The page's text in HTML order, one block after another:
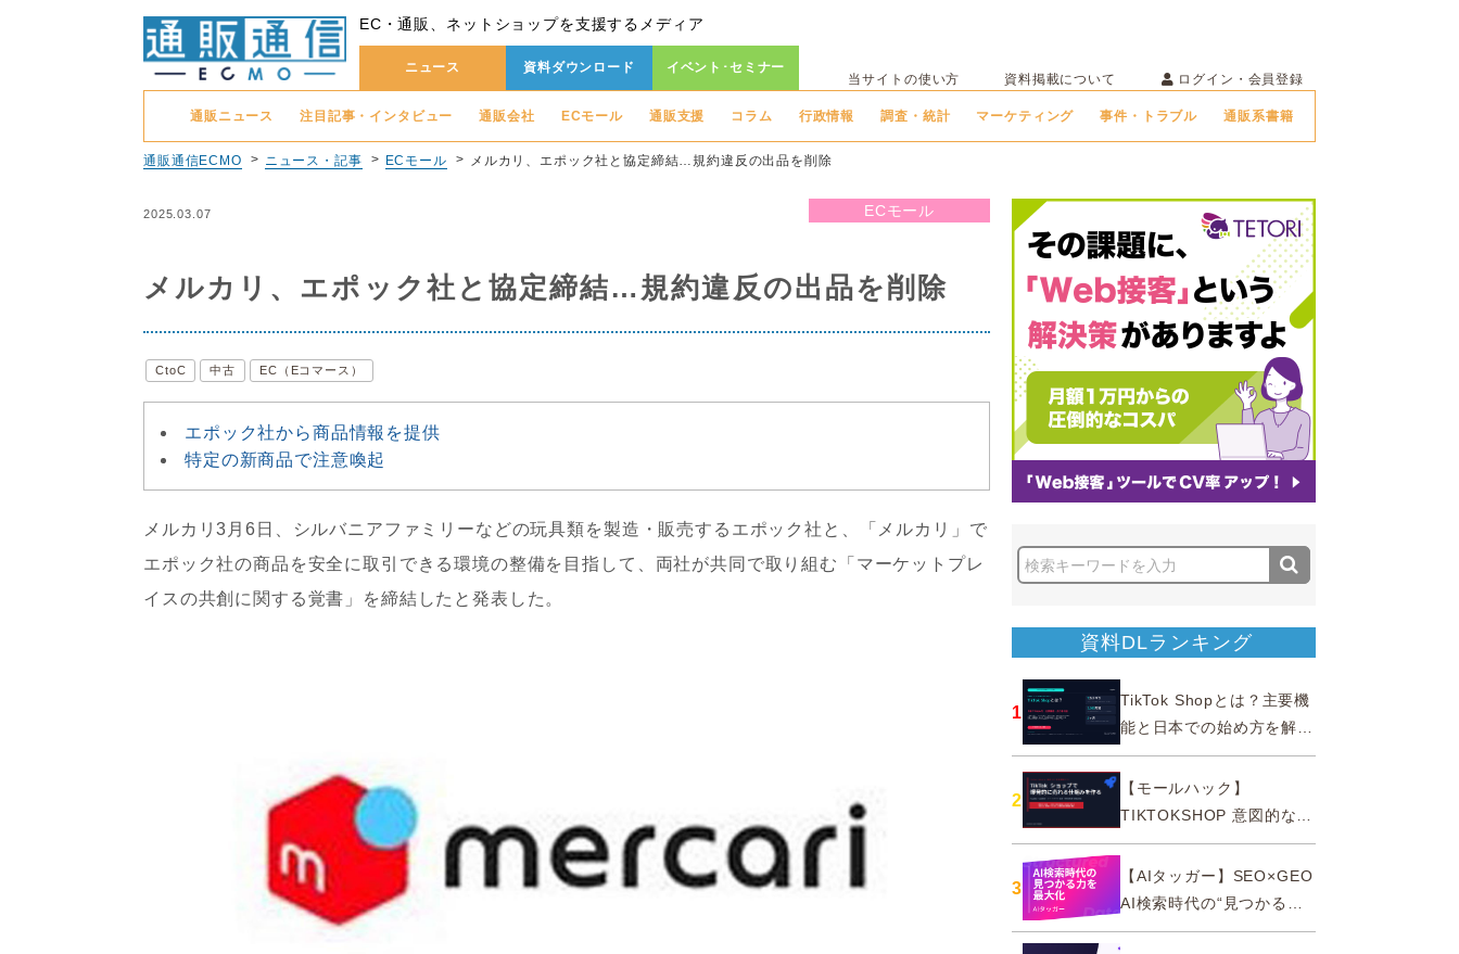
EC・通販、ネットショップを支援するメディア
ニュース 資料ダウンロード イベント･セミナー
当サイトの使い方 資料掲載について ログイン・会員登録
通販ニュース 注目記事・インタビュー 通販会社 ECモール 通販支援 コラム 行政情報 調査・統計 マーケティング 事件・トラブル 通販系書籍
通販通信ECMO ニュース・記事 ECモール メルカリ、エポック社と協定締結…規約違反の出品を削除
2025.03.07 ECモール
メルカリ、エポック社と協定締結…規約違反の出品を削除
CtoC 中古 EC（Eコマース）
エポック社から商品情報を提供
特定の新商品で注意喚起
メルカリ3月6日、シルバニアファミリーなどの玩具類を製造・販売するエポック社と、「メルカリ」で
エポック社の商品を安全に取引できる環境の整備を目指して、両社が共同で取り組む「マーケットプレ
イスの共創に関する覚書」を締結したと発表した。
資料DLランキング
1
TikTok Shopとは？主要機
能と日本での始め方を解説
｜公式認定パートナー
2
【モールハック】
TIKTOKSHOP 意図的なバ
ズを生む法則
3
【AIタッガー】SEO×GEO
AI検索時代の“見つかる
力”を最大化